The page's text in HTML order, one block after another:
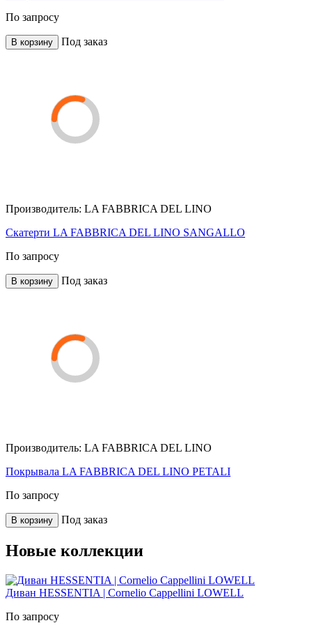
По запросу
В корзину Под заказ
Производитель: LA FABBRICA DEL LINO
Скатерти LA FABBRICA DEL LINO SANGALLO
По запросу
В корзину Под заказ
Производитель: LA FABBRICA DEL LINO
Покрывала LA FABBRICA DEL LINO PETALI
По запросу
В корзину Под заказ
Новые коллекции
Диван HESSENTIA | Cornelio Cappellini LOWELL
По запросу